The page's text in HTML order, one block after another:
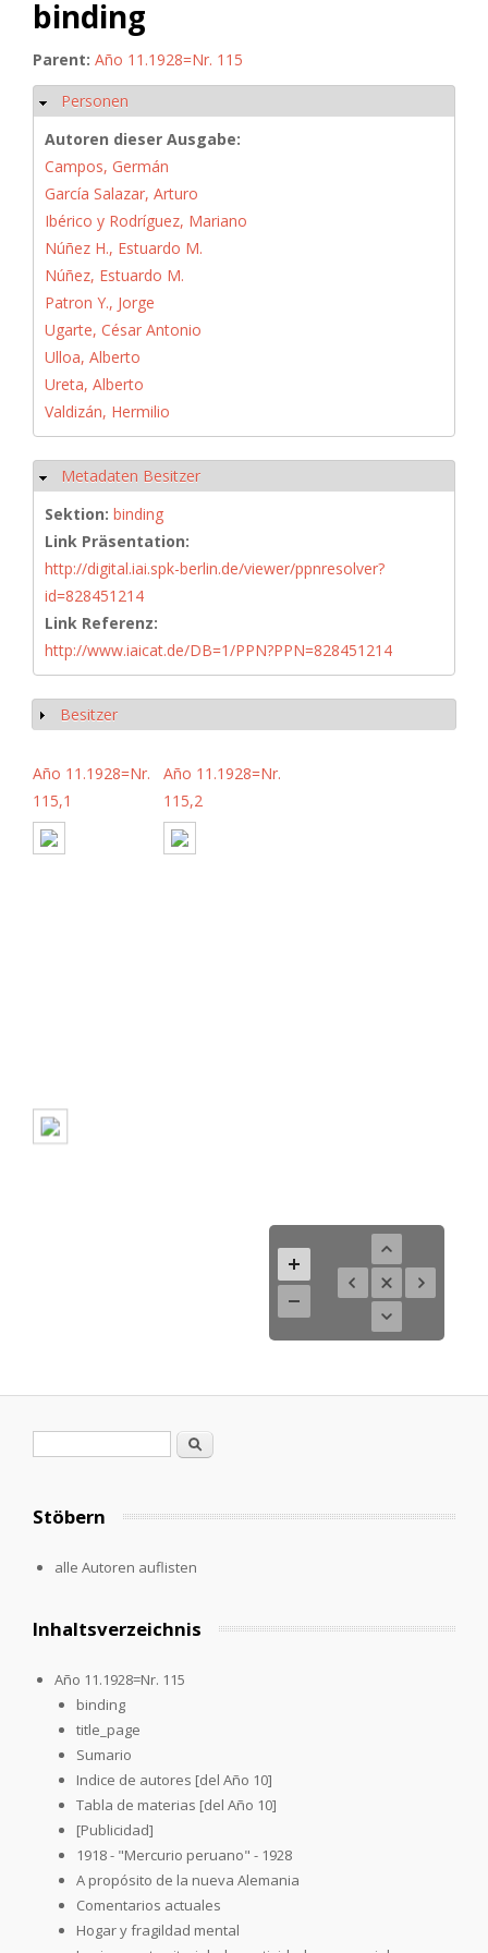
binding
Parent: Año 11.1928=Nr. 115
Ausblenden
Personen
Autoren dieser Ausgabe:
Campos, Germán
García Salazar, Arturo
Ibérico y Rodríguez, Mariano
Núñez H., Estuardo M.
Núñez, Estuardo M.
Patron Y., Jorge
Ugarte, César Antonio
Ulloa, Alberto
Ureta, Alberto
Valdizán, Hermilio
Ausblenden
Metadaten Besitzer
Sektion: binding
Link Präsentation:
http://digital.iai.spk-berlin.de/viewer/ppnresolver?
id=828451214
Link Referenz:
http://www.iaicat.de/DB=1/PPN?PPN=828451214
Anzeigen
Besitzer
Año 11.1928=Nr.
115,1
Año 11.1928=Nr.
115,2
Suche
Stöbern
alle Autoren auflisten
Inhaltsverzeichnis
Año 11.1928=Nr. 115
binding
title_page
Sumario
Indice de autores [del Año 10]
Tabla de materias [del Año 10]
[Publicidad]
1918 - "Mercurio peruano" - 1928
A propósito de la nueva Alemania
Comentarios actuales
Hogar y fragildad mental